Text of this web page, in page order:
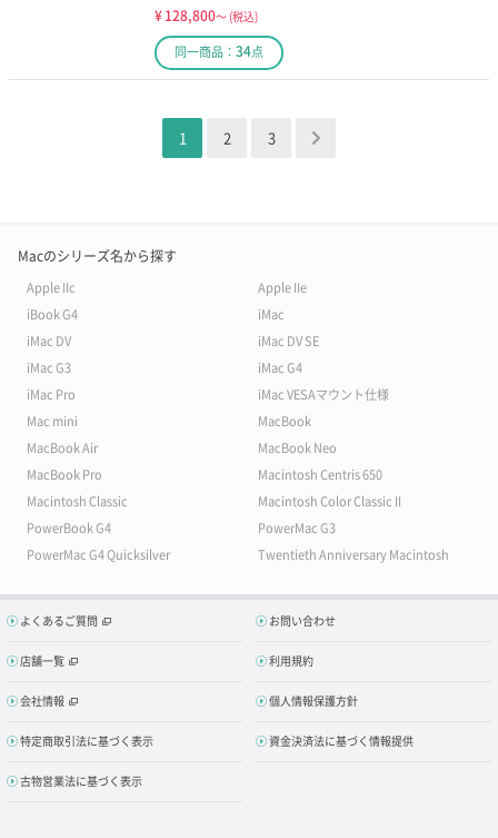
¥128,800～ (税込)
同一商品： 34点
1 2 3 ＞
Macのシリーズ名から探す
Apple IIc
Apple IIe
iBook G4
iMac
iMac DV
iMac DV SE
iMac G3
iMac G4
iMac Pro
iMac VESAマウント仕様
Mac mini
MacBook
MacBook Air
MacBook Neo
MacBook Pro
Macintosh Centris 650
Macintosh Classic
Macintosh Color Classic II
PowerBook G4
PowerMac G3
PowerMac G4 Quicksilver
Twentieth Anniversary Macintosh
よくあるご質問 お問い合わせ
店舗一覧 利用規約
会社情報 個人情報保護方針
特定商取引法に基づく表示 資金決済法に基づく情報提供
古物営業法に基づく表示